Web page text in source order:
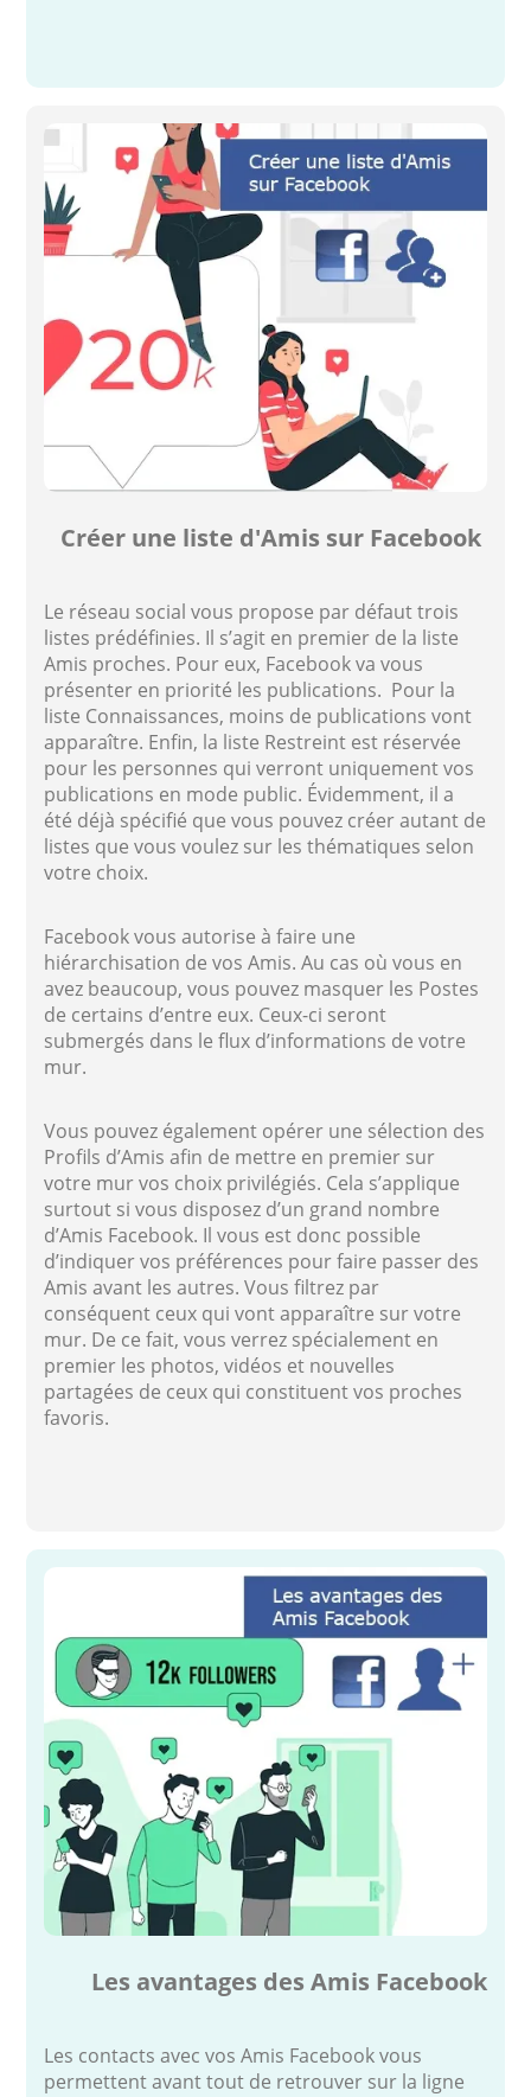
Créer une liste d'Amis sur Facebook
Le réseau social vous propose par défaut trois
listes prédéfinies. Il s’agit en premier de la liste
Amis proches. Pour eux, Facebook va vous
présenter en priorité les publications. Pour la
liste Connaissances, moins de publications vont
apparaître. Enfin, la liste Restreint est réservée
pour les personnes qui verront uniquement vos
publications en mode public. Évidemment, il a
été déjà spécifié que vous pouvez créer autant de
listes que vous voulez sur les thématiques selon
votre choix.
Facebook vous autorise à faire une
hiérarchisation de vos Amis. Au cas où vous en
avez beaucoup, vous pouvez masquer les Postes
de certains d’entre eux. Ceux-ci seront
submergés dans le flux d’informations de votre
mur.
Vous pouvez également opérer une sélection des
Profils d’Amis afin de mettre en premier sur
votre mur vos choix privilégiés. Cela s’applique
surtout si vous disposez d’un grand nombre
d’Amis Facebook. Il vous est donc possible
d’indiquer vos préférences pour faire passer des
Amis avant les autres. Vous filtrez par
conséquent ceux qui vont apparaître sur votre
mur. De ce fait, vous verrez spécialement en
premier les photos, vidéos et nouvelles
partagées de ceux qui constituent vos proches
favoris.
Les avantages des Amis Facebook
Les contacts avec vos Amis Facebook vous
permettent avant tout de retrouver sur la ligne